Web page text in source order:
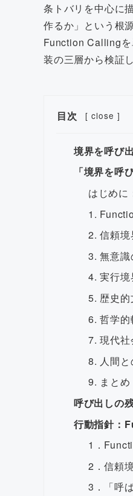
条トバリを中心に
作るか」という根
Function Callingを
装の三層から検証
目次 [ close ]
境界を呼び
「境界を呼
はじめに
1.
2. 信頼
3. 無意
4. 実行
5. 歴史
6. 哲学
7. 現代
8. 人間
9. まと
呼び出しの
行動指針：
1．
2．信頼
3．「呼